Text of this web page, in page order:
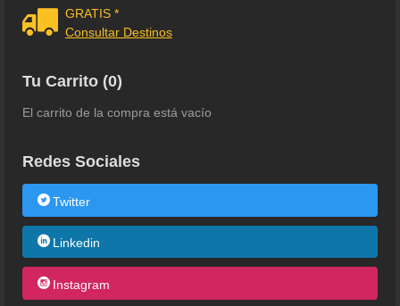
GRATIS *
Consultar Destinos
Tu Carrito (0)
El carrito de la compra está vacío
Redes Sociales
Twitter
Linkedin
Instagram